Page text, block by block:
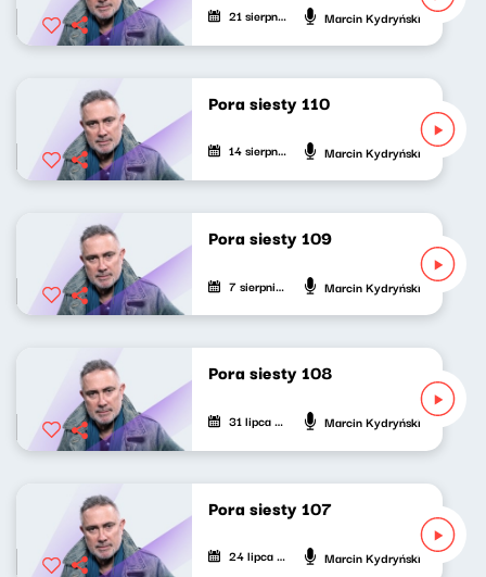
21 sierpnia 2022 Marcin Kydryński
Pora siesty 110
14 sierpnia 2022 Marcin Kydryński
Pora siesty 109
7 sierpnia 2022 Marcin Kydryński
Pora siesty 108
31 lipca 2022 Marcin Kydryński
Pora siesty 107
24 lipca 2022 Marcin Kydryński